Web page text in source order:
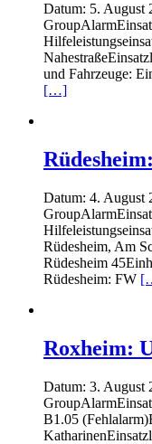
Datum: 5. August
und Fahrzeuge:
[…]
Datum: 4. August
Rüdesheim, Am
Rüdesheim
Rüdesheim: FW
Roxheim:
Datum: 3. August
B1.05